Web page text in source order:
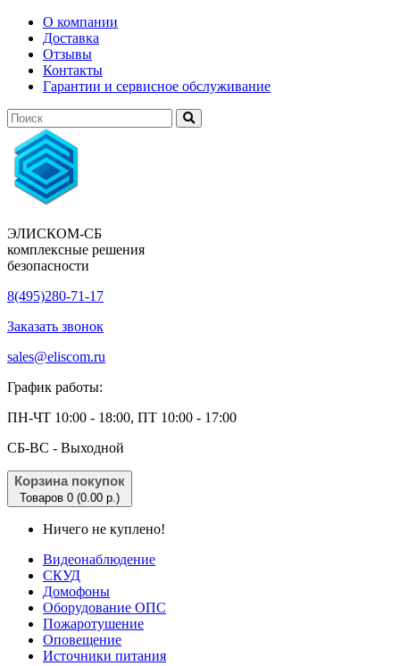
О компании
Доставка
Отзывы
Контакты
Гарантии и сервисное обслуживание
ЭЛИСКОМ-СБ
комплексные решения
безопасности
8(495)280-71-17
Заказать звонок
sales@eliscom.ru
График работы:
ПН-ЧТ 10:00 - 18:00, ПТ 10:00 - 17:00
CБ-ВС - Выходной
Корзина покупок
Товаров 0 (0.00 р.)
Ничего не куплено!
Видеонаблюдение
СКУД
Домофоны
Оборудование ОПС
Пожаротушение
Оповещение
Источники питания